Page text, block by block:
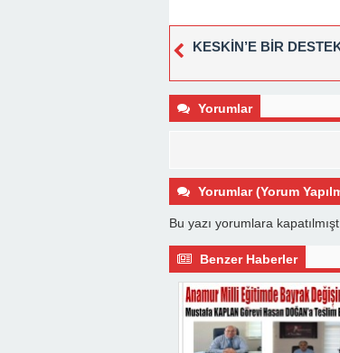
KESKİN’E BİR
Yorumlar
Yorumlar (Yorum
Bu yazı yorumlara
Benzer Haberler